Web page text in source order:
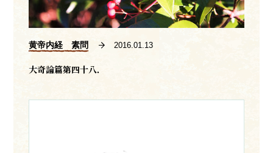
黄帝内経 素問 2016.01.13
大奇論篇第四十八．